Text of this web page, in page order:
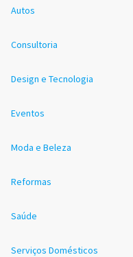
Autos
Consultoria
Design e Tecnologia
Eventos
Moda e Beleza
Reformas
Saúde
Serviços Domésticos